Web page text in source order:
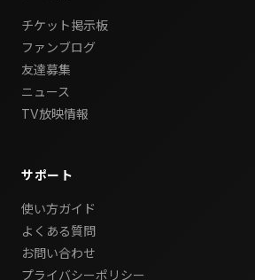
チケット掲示板
ファンブログ
友達募集
ニュース
TV放映情報
サポート
使い方ガイド
よくある質問
お問い合わせ
プライバシーポリシー